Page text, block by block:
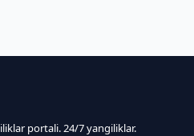
portali. 24/7 yangiliklar.